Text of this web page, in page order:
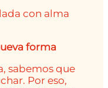
con alma
forma
sabemos que
Por eso,